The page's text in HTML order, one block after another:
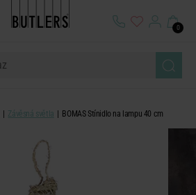
0
Závěsná světla BOMAS Stínidlo na lampu 40 cm